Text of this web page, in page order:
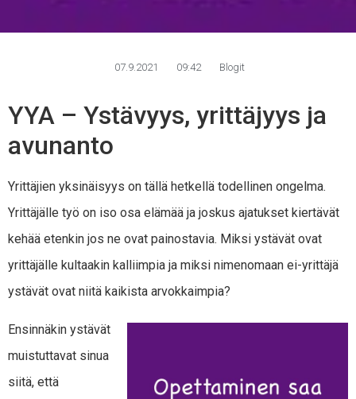
07.9.2021 09:42 Blogit
YYA – Ystävyys, yrittäjyys ja
avunanto
Yrittäjien yksinäisyys on tällä hetkellä todellinen ongelma.
Yrittäjälle työ on iso osa elämää ja joskus ajatukset kiertävät
kehää etenkin jos ne ovat painostavia. Miksi ystävät ovat
yrittäjälle kultaakin kalliimpia ja miksi nimenomaan ei-yrittäjä
ystävät ovat niitä kaikista arvokkaimpia?
Ensinnäkin ystävät
muistuttavat sinua
siitä, että